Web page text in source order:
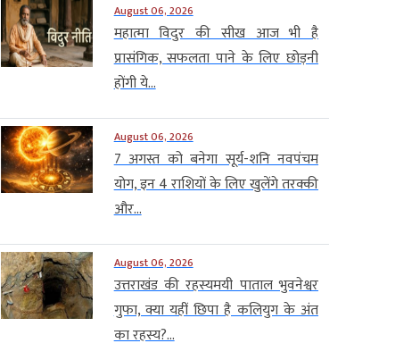
August 06, 2026
महात्मा विदुर की सीख आज भी है
प्रासंगिक, सफलता पाने के लिए छोड़नी
होंगी ये...
August 06, 2026
7 अगस्त को बनेगा सूर्य-शनि नवपंचम
योग, इन 4 राशियों के लिए खुलेंगे तरक्की
और...
August 06, 2026
उत्तराखंड की रहस्यमयी पाताल भुवनेश्वर
गुफा, क्या यहीं छिपा है कलियुग के अंत
का रहस्य?...